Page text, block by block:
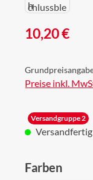
Regulärer Preis:
10,20 €
Preise inkl.
Versandgruppe 2
Versandfertig
Farben